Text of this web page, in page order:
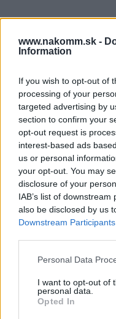
www.nakomm.sk -
Information
If you wish to opt-out of
processing of your
targeted advertising by
section to confirm your
opt-out request is
interest-based ads
us or personal
your opt-out. You may
disclosure of your
IAB’s list of
also be disclosed by us
Downstream Participants
Personal Data
I want to opt-out of
personal data.
Opted In
Súbory na
Karta_produktowa_CS-
Prečo si
Prídavný reling pre
Parametre
EAN:
Výrobca:
Kategórie:
Hmotnosť: